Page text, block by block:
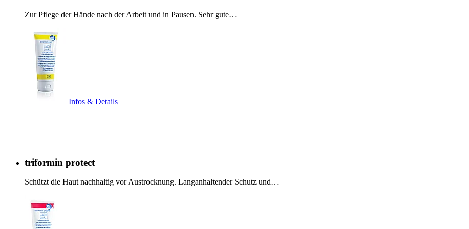
Zur Pflege der Hände nach der Arbeit und in Pausen. Sehr gute…
Infos & Details
triformin protect
Schützt die Haut nachhaltig vor Austrocknung. Langanhaltender Schutz und…